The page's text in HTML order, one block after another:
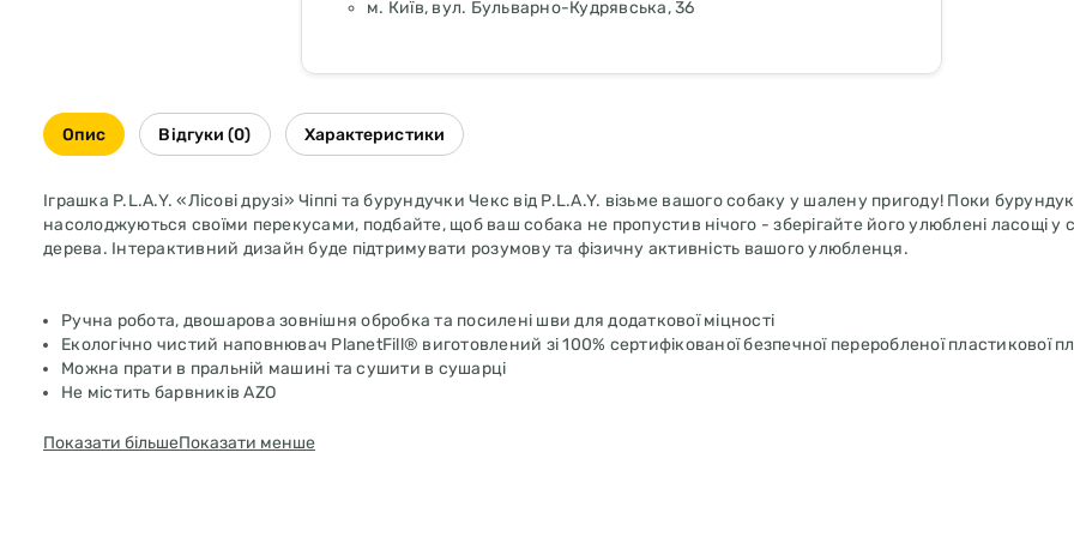
м. Київ, вул. Бульварно-Кудрявська, 36
Опис Відгуки (0) Характеристики
Іграшка P.L.A.Y. «Лісові друзі» Чіппі та бурундучки Чекс від P.L.A.Y. візьме вашого собаку у шалену пригоду! Поки
насолоджуються своїми перекусами, подбайте, щоб ваш собака не пропустив нічого - зберігайте його улюблені ласощі у
дерева. Інтерактивний дизайн буде підтримувати розумову та фізичну активність вашого улюбленця.
Ручна робота, двошарова зовнішня обробка та посилені шви для додаткової міцності
Екологічно чистий наповнювач PlanetFill® виготовлений зі 100% сертифікованої безпечної переробленої пластикової
Можна прати в пральній машині та сушити в сушарці
Не містить барвників AZO
Показати більшеПоказати менше